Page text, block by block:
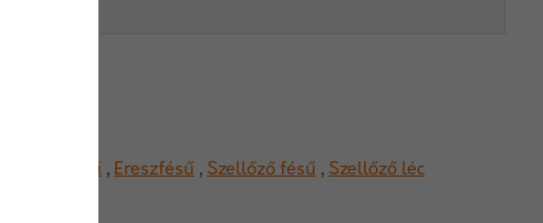
Fésű , Ereszfésű , Szellőző fésű , Szellőző léc